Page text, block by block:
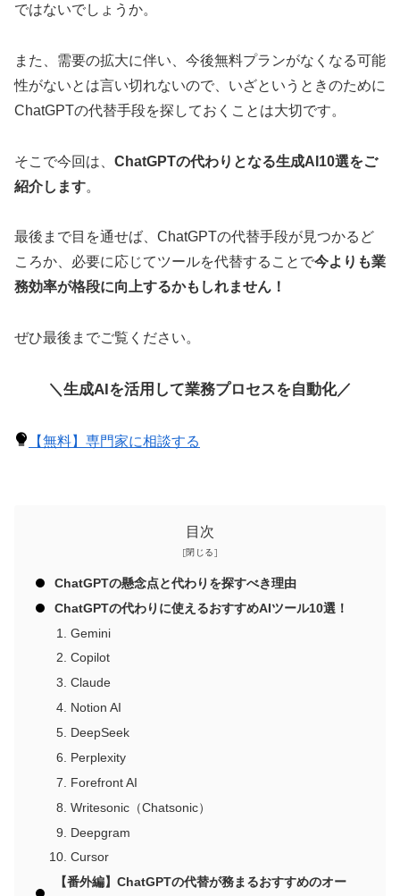
ではないでしょうか。
また、需要の拡大に伴い、今後無料プランがなくなる可能
性がないとは言い切れないので、いざというときのために
ChatGPTの代替手段を探しておくことは大切です。
そこで今回は、 ChatGPTの代わりとなる生成AI10選をご
紹介します。
最後まで目を通せば、ChatGPTの代替手段が見つかるど
ころか、必要に応じてツールを代替することで今よりも業
務効率が格段に向上するかもしれません！
ぜひ最後までご覧ください。
＼生成AIを活用して業務プロセスを自動化／
【無料】専門家に相談する
目次
ChatGPTの懸念点と代わりを探すべき理由
ChatGPTの代わりに使えるおすすめAIツール10選！
Gemini
Copilot
Claude
Notion AI
DeepSeek
Perplexity
Forefront AI
Writesonic（Chatsonic）
Deepgram
Cursor
【番外編】ChatGPTの代替が務まるおすすめのオー